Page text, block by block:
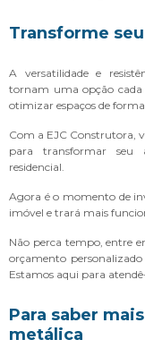
Transforme
A versatilidade e
tornam uma opção
otimizar espaços de
Com a EJC Construtora,
para transformar seu
residencial.
Agora é o momento de
imóvel e trará mais
Não perca tempo, entre
orçamento
Estamos aqui para
Para saber
metálica